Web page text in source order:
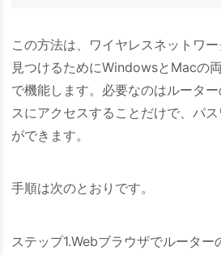
この方法は、ワイヤレスネットワ
見つけるためにWindowsとMacの
で機能します。必要なのはルータ
スにアクセスすることだけで、パ
ができます。
手順は次のとおりです。
ステップ1.Webブラウザでルーター